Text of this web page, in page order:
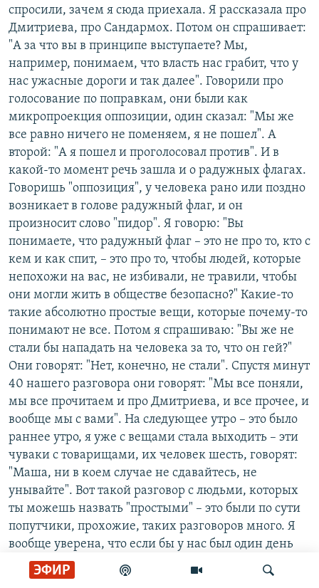
ЭФИР
спросили, зачем я сюда приехала. Я рассказала про
Дмитриева, про Сандармох. Потом он спрашивает:
"А за что вы в принципе выступаете? Мы,
например, понимаем, что власть нас грабит, что у
нас ужасные дороги и так далее". Говорили про
голосование по поправкам, они были как
микропроекция оппозиции, один сказал: "Мы же
все равно ничего не поменяем, я не пошел". А
второй: "А я пошел и проголосовал против". И в
какой-то момент речь зашла и о радужных флагах.
Говоришь "оппозиция", у человека рано или поздно
возникает в голове радужный флаг, и он
произносит слово "пидор". Я говорю: "Вы
понимаете, что радужный флаг – это не про то, кто с
кем и как спит, – это про то, чтобы людей, которые
непохожи на вас, не избивали, не травили, чтобы
они могли жить в обществе безопасно?" Какие-то
такие абсолютно простые вещи, которые почему-то
понимают не все. Потом я спрашиваю: "Вы же не
стали бы нападать на человека за то, что он гей?"
Они говорят: "Нет, конечно, не стали". Спустя минут
40 нашего разговора они говорят: "Мы все поняли,
мы все прочитаем и про Дмитриева, и все прочее, и
вообще мы с вами". На следующее утро – это было
раннее утро, я уже с вещами стала выходить – эти
чуваки с товарищами, их человек шесть, говорят:
"Маша, ни в коем случае не сдавайтесь, не
унывайте". Вот такой разговор с людьми, которых
ты можешь назвать "простыми" – это были по сути
попутчики, прохожие, таких разговоров много. Я
вообще уверена, что если бы у нас был один день
эфирного времени на федеральном телевидении,
мы бы вообще все очень быстро поменяли.